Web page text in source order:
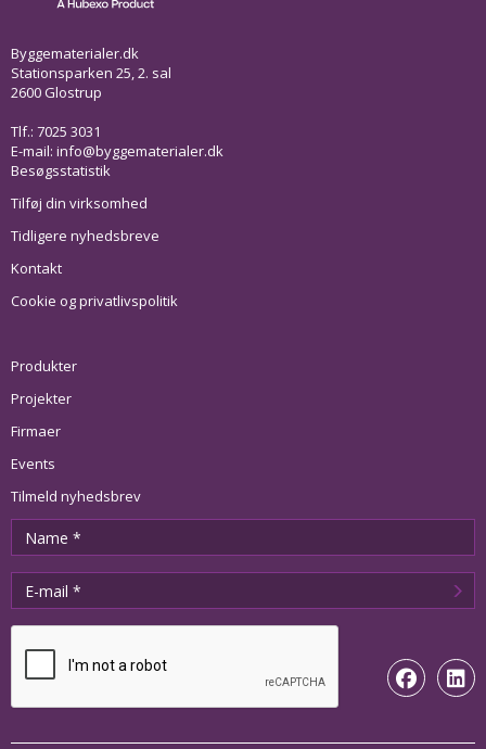
Byggematerialer.dk
Stationsparken 25, 2. sal
2600 Glostrup
Tlf.: 7025 3031
E-mail: info@byggematerialer.dk
Besøgsstatistik
Tilføj din virksomhed
Tidligere nyhedsbreve
Kontakt
Cookie og privatlivspolitik
Produkter
Projekter
Firmaer
Events
Tilmeld nyhedsbrev